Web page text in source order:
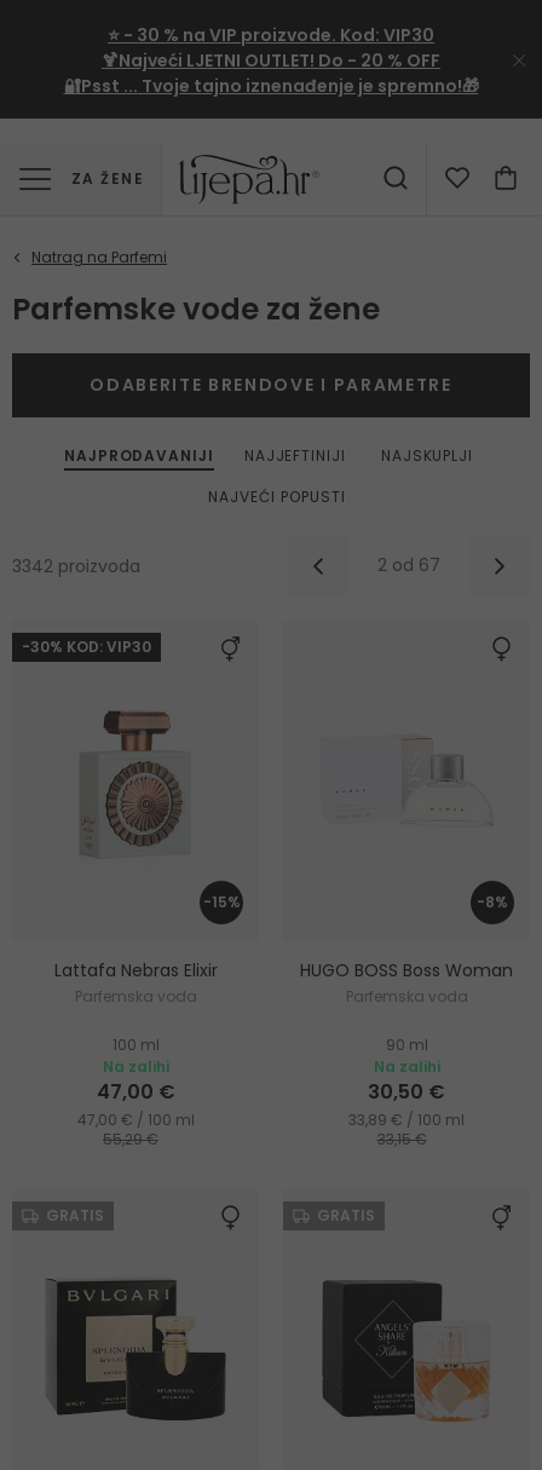
⭐ - 30 % na VIP proizvode. Kod: VIP30
🍹Najveći LJETNI OUTLET! Do - 20 % OFF
🔐Psst ... Tvoje tajno iznenađenje je spremno!🎁
ZA ŽENE
Parfemske vode za žene
NAJPRODAVANIJI NAJJEFTINIJI
NAJSKUPLJI
NAJVEĆI POPUSTI
3342 proizvoda 2 od 67
ODABERITE BRENDOVE I PARAMETRE
-30% KOD: VIP30
-15%
Lattafa Nebras Elixir
Parfemska voda
100 ml
Na zalihi
47,00 €
47,00 € / 100 ml
55,29 €
-8%
HUGO BOSS Boss Woman
Parfemska voda
90 ml
Na zalihi
30,50 €
33,89 € / 100 ml
33,15 €
GRATIS GRATIS